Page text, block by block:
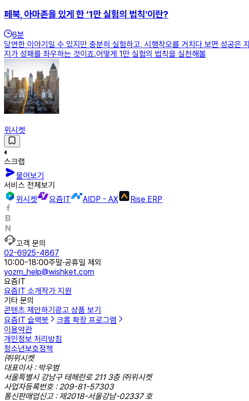
페북, 아마존을 있게 한 ‘1만 실험의 법칙'이란?
6분
당연한 이야기일 수 있지만 충분히 실험하고, 시행착오를 거치다 보면 성공은
지가 성패를 좌우하는 것이죠.어떻게 1만 실험의 법칙을 실천해볼
위시켓
스크랩
물어보기
서비스 전체보기
위시켓
요즘IT AIDP - AX Rise ERP
고객 문의
02-6925-4867
10:00-18:00주말·공휴일 제외
yozm_help@wishket.com
요즘IT
요즘IT 소개작가 지원
기타 문의
콘텐츠 제안하기 광고 상품 보기
요즘IT 슬랙봇
크롬 확장 프로그램
이용약관
개인정보 처리방침
청소년보호정책
㈜위시켓
대표이사 : 박우범
서울특별시 강남구 테헤란로 211 3층 ㈜위시켓
사업자등록번호 : 209-81-57303
통신판매업신고 : 제2018-서울강남-02337 호